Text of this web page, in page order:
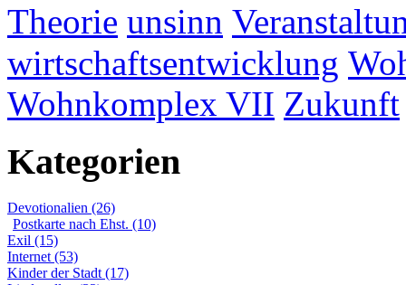
Theorie unsinn
wirtschaftsentwicklung
Wohnkomplex VII Zukunft
Kategorien
Devotionalien (26)
Postkarte nach Ehst. (10)
Exil (15)
Internet (53)
Kinder der Stadt (17)